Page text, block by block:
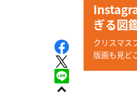
ぎる図
クリスマス
版画も見ど